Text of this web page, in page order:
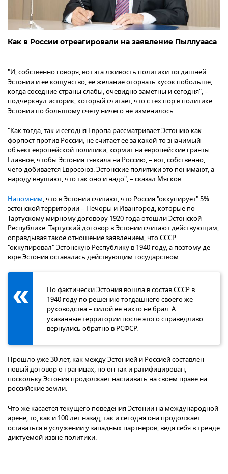
Как в России отреагировали на заявление Пыллуааса
"И, собственно говоря, вот эта лживость политики тогдашней
Эстонии и ее кощунство, ее желание оторвать кусок побольше,
когда соседние страны слабы, очевидно заметны и сегодня", –
подчеркнул историк, который считает, что с тех пор в политике
Эстонии по большому счету ничего не изменилось.
"Как тогда, так и сегодня Европа рассматривает Эстонию как
форпост против России, не считает ее за какой-то значимый
объект европейской политики, кормит на европейские гранты.
Главное, чтобы Эстония тявкала на Россию, – вот, собственно,
чего добивается Евросоюз. Эстонские политики это понимают, а
народу внушают, что так оно и надо", – сказал Мягков.
Напомним, что в Эстонии считают, что Россия "оккупирует" 5%
эстонской территории – Печоры и Ивангород, которые по
Тартускому мирному договору 1920 года отошли Эстонской
Республике. Тартуский договор в Эстонии считают действующим,
оправдывая такое отношение заявлением, что СССР
"оккупировал" Эстонскую Республику в 1940 году, а поэтому де-
юре Эстония оставалась действующим государством.
Но фактически Эстония вошла в состав СССР в
1940 году по решению тогдашнего своего же
руководства – силой ее никто не брал. А
указанные территории после этого справедливо
вернулись обратно в РСФСР.
Прошло уже 30 лет, как между Эстонией и Россией составлен
новый договор о границах, но он так и ратифицирован,
поскольку Эстония продолжает настаивать на своем праве на
российские земли.
Что же касается текущего поведения Эстонии на международной
арене, то, как и 100 лет назад, так и сегодня она продолжает
оставаться в услужении у западных партнеров, ведя себя в тренде
диктуемой извне политики.